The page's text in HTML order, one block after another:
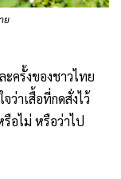
ย
ครั้งของชาวไทย
ว่าเสื้อที่กดสั่งไว้
อไม่ หรือว่าไป